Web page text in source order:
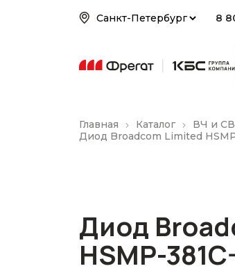
8
Главная Каталог ВЧ и
Диод Broadcom Limited
Диод
HSMP-